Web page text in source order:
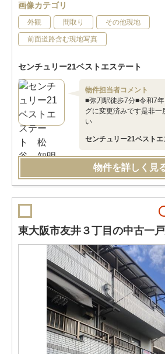
画像カテゴリ
外観 間取り その他現地
前面道路含む現地写真
センチュリー21ベストエステート
物件担当者コメント
■弥刀駅徒歩7分■令和7
グに変更済みです是非一
い
センチュリー21ベスト
物件を詳しく見
東大阪市友井３丁目の中古一